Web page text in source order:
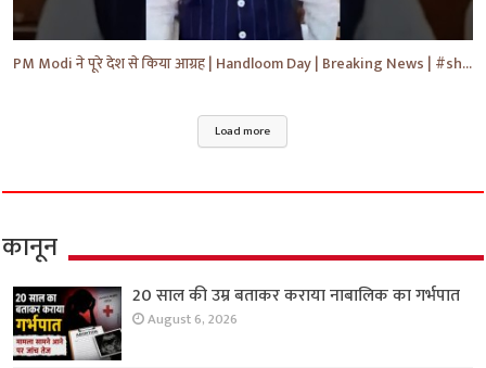
PM Modi ने पूरे देश से किया आग्रह | Handloom Day | Breaking News | #shorts #yt #news #ytnews
Load more
कानून
20 साल की उम्र बताकर कराया नाबालिक का गर्भपात
August 6, 2026